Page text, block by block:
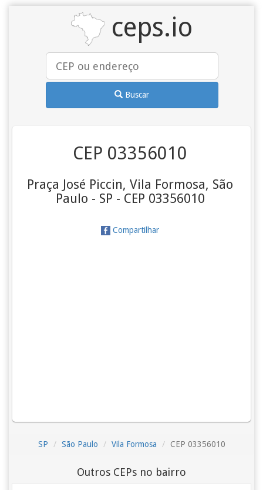
ceps.io
Buscar
CEP 03356010
Praça José Piccin, Vila Formosa, São
Paulo - SP - CEP 03356010
Compartilhar
SP São Paulo Vila Formosa CEP 03356010
Outros CEPs no bairro